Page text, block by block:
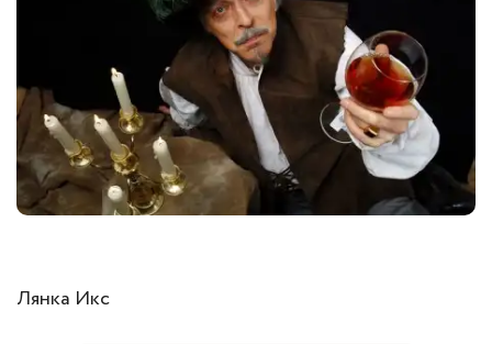
Лянка Икс